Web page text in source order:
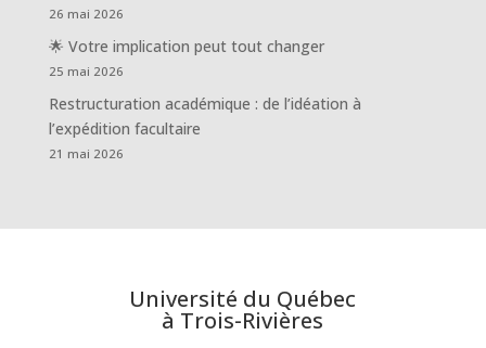
26 mai 2026
🌟 Votre implication peut tout changer
25 mai 2026
Restructuration académique : de l’idéation à
l’expédition facultaire
21 mai 2026
Université du Québec
à Trois-Rivières